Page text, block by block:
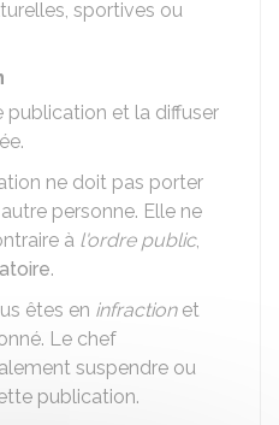
sportives ou
publication et la diffuser
ne doit pas porter
personne. Elle ne
à l'ordre public,
.
êtes en infractionet
Le chef
suspendre ou
publication.